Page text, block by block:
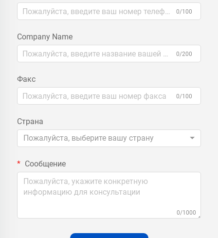
0/100
Company Name
0/200
Факс
0/100
Страна
Пожалуйста, выберите вашу страну
Сообщение
0/1000